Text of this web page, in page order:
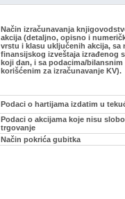
Način izračunavanja
akcija (detaljno, opisno i
vrstu i klasu uključenih akcija, sa
finansijskog izveštaja izrađenog
koji dan, i sa podacima/bilansnim
korišćenim za izračunavanje KV).
Podaci o hartijama izdatim u
Podaci o akcijama koje nisu
trgovanje
Način pokrića gubitka